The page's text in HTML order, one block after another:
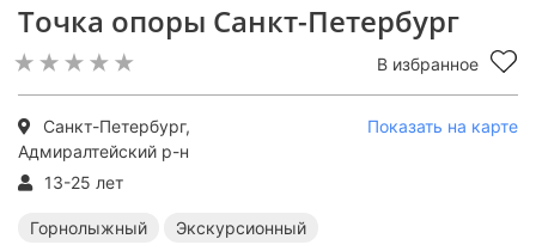
Точка опоры Санкт-Петербург
В избранное
Санкт-Петербург,
Адмиралтейский р-н
Показать на карте
13-25 лет
Горнолыжный Экскурсионный